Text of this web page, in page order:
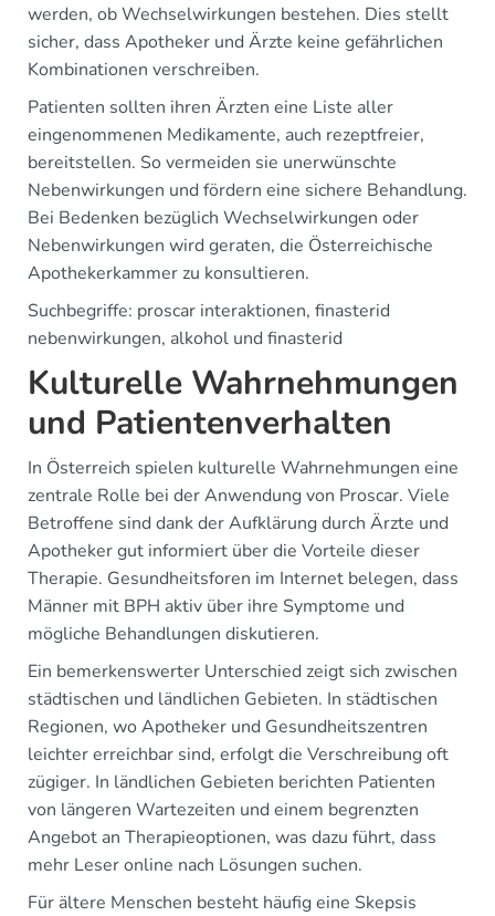
werden, ob Wechselwirkungen bestehen. Dies stellt
sicher, dass Apotheker und Ärzte keine gefährlichen
Kombinationen verschreiben.
Patienten sollten ihren Ärzten eine Liste aller
eingenommenen Medikamente, auch rezeptfreier,
bereitstellen. So vermeiden sie unerwünschte
Nebenwirkungen und fördern eine sichere Behandlung.
Bei Bedenken bezüglich Wechselwirkungen oder
Nebenwirkungen wird geraten, die Österreichische
Apothekerkammer zu konsultieren.
Suchbegriffe: proscar interaktionen, finasterid
nebenwirkungen, alkohol und finasterid
Kulturelle Wahrnehmungen
und Patientenverhalten
In Österreich spielen kulturelle Wahrnehmungen eine
zentrale Rolle bei der Anwendung von Proscar. Viele
Betroffene sind dank der Aufklärung durch Ärzte und
Apotheker gut informiert über die Vorteile dieser
Therapie. Gesundheitsforen im Internet belegen, dass
Männer mit BPH aktiv über ihre Symptome und
mögliche Behandlungen diskutieren.
Ein bemerkenswerter Unterschied zeigt sich zwischen
städtischen und ländlichen Gebieten. In städtischen
Regionen, wo Apotheker und Gesundheitszentren
leichter erreichbar sind, erfolgt die Verschreibung oft
zügiger. In ländlichen Gebieten berichten Patienten
von längeren Wartezeiten und einem begrenzten
Angebot an Therapieoptionen, was dazu führt, dass
mehr Leser online nach Lösungen suchen.
Für ältere Menschen besteht häufig eine Skepsis